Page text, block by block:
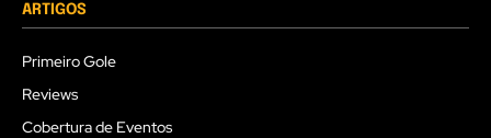
ARTIGOS
Primeiro Gole
Reviews
Cobertura de Eventos